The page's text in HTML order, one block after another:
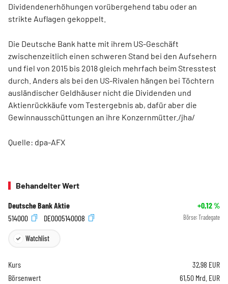
Dividendenerhöhungen vorübergehend tabu oder an
strikte Auflagen gekoppelt.
Die Deutsche Bank hatte mit ihrem US-Geschäft
zwischenzeitlich einen schweren Stand bei den Aufsehern
und fiel von 2015 bis 2018 gleich mehrfach beim Stresstest
durch. Anders als bei den US-Rivalen hängen bei Töchtern
ausländischer Geldhäuser nicht die Dividenden und
Aktienrückkäufe vom Testergebnis ab, dafür aber die
Gewinnausschüttungen an ihre Konzernmütter./jha/
Quelle: dpa-AFX
Behandelter Wert
Deutsche Bank Aktie +0,12%
514000
DE0005140008 Börse: Tradegate
Watchlist
Kurs 32,98 EUR
Börsenwert
61,50 Mrd. EUR